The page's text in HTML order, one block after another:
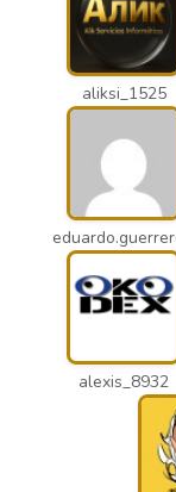
aliksi_1525
alexis_8932